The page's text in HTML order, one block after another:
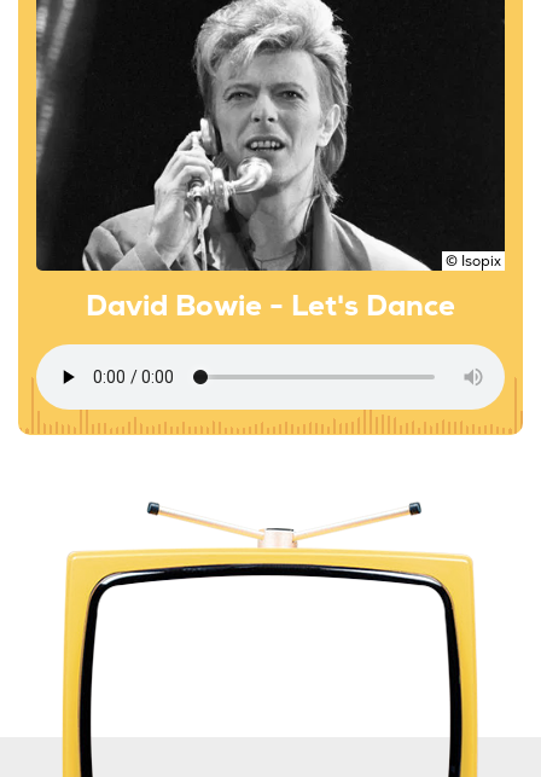
© Isopix
David Bowie - Let's Dance